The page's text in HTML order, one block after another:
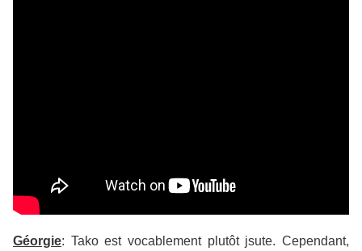
Géorgie: Tako est vocablement plutôt jsute. Cependant,